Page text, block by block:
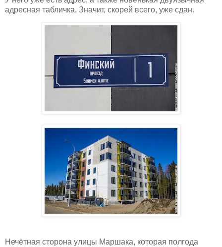
адресная табличка. Значит, скорей всего, уже сдан.
Нечётная сторона улицы Маршака, которая полгода